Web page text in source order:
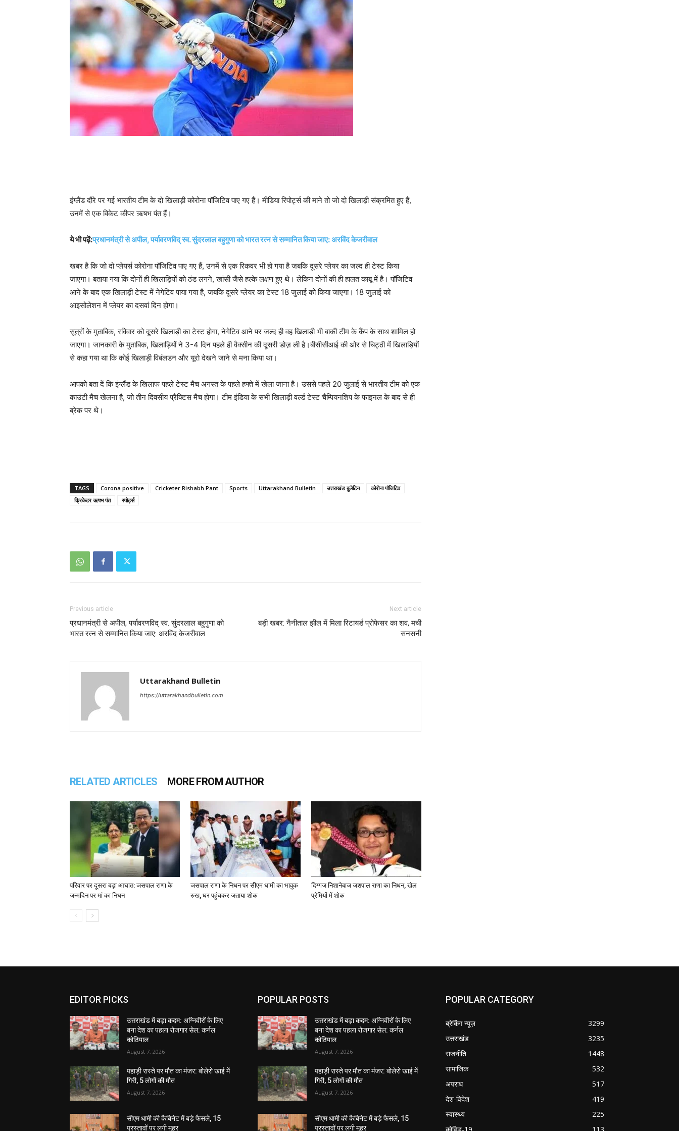
इंग्लैंड दौरे पर गई भारतीय टीम के दो खिलाड़ी कोरोना पॉजिटिव पाए गए हैं। मीडिया रिपोर्ट्स की माने तो जो दो खिलाड़ी संक्रमित हुए हैं,
उनमें से एक विकेट कीपर ऋषभ पंत हैं।
ये भी पढ़ें:प्रधानमंत्री से अपील, पर्यावरणविद् स्व. सुंदरलाल बहुगुणा को भारत रत्न से सम्मानित किया जाए: अरविंद केजरीवाल
खबर है कि जो दो प्लेयर्स कोरोना पॉजिटिव पाए गए हैं, उनमें से एक रिकवर भी हो गया है जबकि दूसरे प्लेयर का जल्द ही टेस्ट किया
जाएगा। बताया गया कि दोनों ही खिलाड़ियों को ठंड लगने, खांसी जैसे हल्के लक्षण हुए थे। लेकिन दोनों की ही हालत काबू में है। पॉजिटिव
आने के बाद एक खिलाड़ी टेस्ट में नेगेटिव पाया गया है, जबकि दूसरे प्लेयर का टेस्ट 18 जुलाई को किया जाएगा। 18 जुलाई को
आइसोलेशन में प्लेयर का दसवां दिन होगा।
सूत्रों के मुताबिक, रविवार को दूसरे खिलाड़ी का टेस्ट होगा, नेगेटिव आने पर जल्द ही वह खिलाड़ी भी बाकी टीम के कैंप के साथ शामिल हो
जाएगा। जानकारी के मुताबिक, खिलाड़ियों ने 3-4 दिन पहले ही वैक्सीन की दूसरी डोज़ ली है।बीसीसीआई की ओर से चिट्ठी में खिलाड़ियों
से कहा गया था कि कोई खिलाड़ी विबंलडन और यूरो देखने जाने से मना किया था।
आपको बता दें कि इंग्लैंड के खिलाफ पहले टेस्ट मैच अगस्त के पहले हफ्ते में खेला जाना है। उससे पहले 20 जुलाई से भारतीय टीम को एक
काउंटी मैच खेलना है, जो तीन दिवसीय प्रैक्टिस मैच होगा। टीम इंडिया के सभी खिलाड़ी वर्ल्ड टेस्ट चैम्पियनशिप के फाइनल के बाद से ही
ब्रेक पर थे।
TAGS Corona positive Cricketer Rishabh Pant Sports Uttarakhand Bulletin उत्तराखंड बुलेटिन
कोरोना पॉजिटिव
क्रिकेटर ऋषभ पंत
स्पोर्ट्स
Previous article
प्रधानमंत्री से अपील, पर्यावरणविद् स्व. सुंदरलाल बहुगुणा को
भारत रत्न से सम्मानित किया जाए: अरविंद केजरीवाल
Next article
बड़ी खबर: नैनीताल झील में मिला रिटायर्ड प्रोफेसर का शव, मची
सनसनी
Uttarakhand Bulletin
https://uttarakhandbulletin.com
RELATED ARTICLES MORE FROM AUTHOR
परिवार पर दूसरा बड़ा आघात: जसपाल राणा के
जन्मदिन पर मां का निधन
जसपाल राणा के निधन पर सीएम धामी का भावुक
रुख, घर पहुंचकर जताया शोक
दिग्गज निशानेबाज जशपाल राणा का निधन, खेल
प्रेमियों में शोक
EDITOR PICKS
उत्तराखंड में बड़ा कदम: अग्निवीरों के लिए
बना देश का पहला रोजगार सेल: कर्नल
कोठियाल
August 7, 2026
पहाड़ी रास्ते पर मौत का मंजर: बोलेरो खाई में
गिरी, 5 लोगों की मौत
August 7, 2026
सीएम धामी की कैबिनेट में बड़े फैसले, 15
प्रस्तावों पर लगी मुहर
POPULAR POSTS
उत्तराखंड में बड़ा कदम: अग्निवीरों के लिए
बना देश का पहला रोजगार सेल: कर्नल
कोठियाल
August 7, 2026
पहाड़ी रास्ते पर मौत का मंजर: बोलेरो खाई में
गिरी, 5 लोगों की मौत
August 7, 2026
सीएम धामी की कैबिनेट में बड़े फैसले, 15
प्रस्तावों पर लगी मुहर
POPULAR CATEGORY
ब्रेकिंग न्यूज़
3299
उत्तराखंड
3235
राजनीति
1448
सामाजिक
532
अपराध
517
देश-विदेश
419
स्वास्थ्य
225